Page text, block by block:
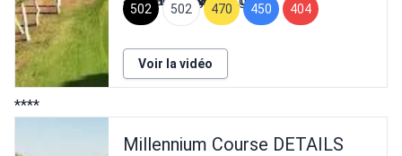
502
502 470 450 404
Voir la vidéo
****
Millennium Course DETAILS